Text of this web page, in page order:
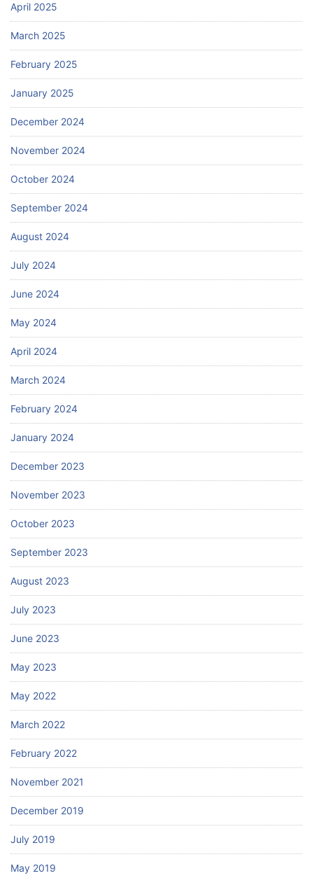
April 2025
March 2025
February 2025
January 2025
December 2024
November 2024
October 2024
September 2024
August 2024
July 2024
June 2024
May 2024
April 2024
March 2024
February 2024
January 2024
December 2023
November 2023
October 2023
September 2023
August 2023
July 2023
June 2023
May 2023
May 2022
March 2022
February 2022
November 2021
December 2019
July 2019
May 2019